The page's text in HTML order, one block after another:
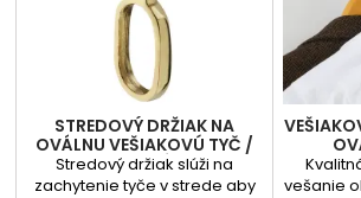
STREDOVÝ DRŽIAK NA
OVÁLNU VEŠIAKOVÚ TYČ /
ZLATÝ
Stredový držiak slúži na
zachytenie tyče v strede aby
vešanie